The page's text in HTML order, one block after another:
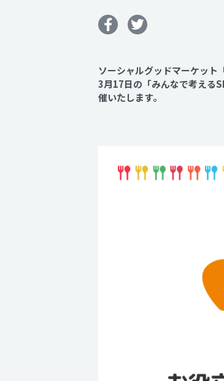
ソーシャルグッドマーケット
3月17日の「みんなで考える
催いたします。